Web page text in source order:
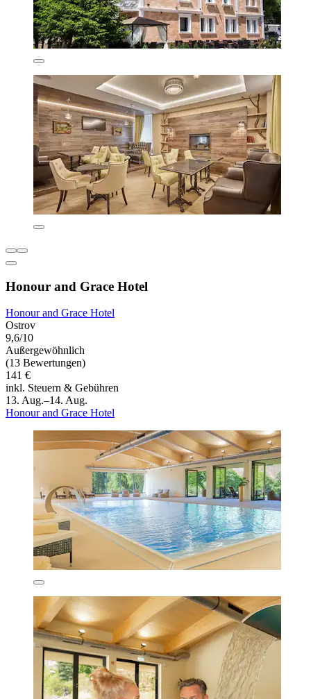
Honour and Grace Hotel
Honour and Grace Hotel
Ostrov
9,6/10
Außergewöhnlich
(13 Bewertungen)
141 €
inkl. Steuern & Gebühren
13. Aug.–14. Aug.
Honour and Grace Hotel